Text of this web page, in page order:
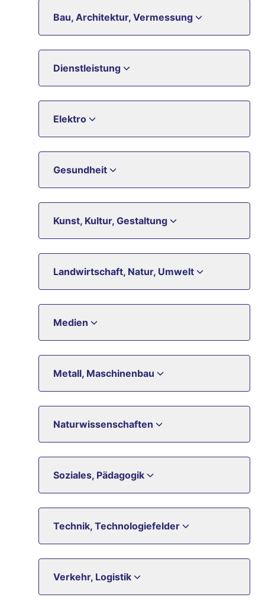
Bau, Architektur, Vermessung
Dienstleistung
Elektro
Gesundheit
Kunst, Kultur, Gestaltung
Landwirtschaft, Natur, Umwelt
Medien
Metall, Maschinenbau
Naturwissenschaften
Soziales, Pädagogik
Technik, Technologiefelder
Verkehr, Logistik